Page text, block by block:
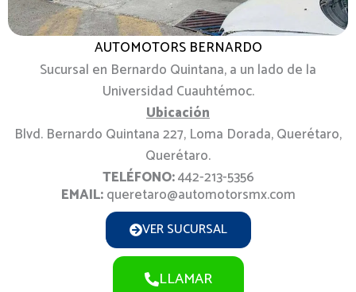
AUTOMOTORS BERNARDO
Sucursal en Bernardo Quintana, a un lado de la
Universidad Cuauhtémoc.
Ubicación
Blvd. Bernardo Quintana 227, Loma Dorada, Querétaro,
Querétaro.
TELÉFONO:442-213-5356
EMAIL:queretaro@automotorsmx.com
VER SUCURSAL
LLAMAR